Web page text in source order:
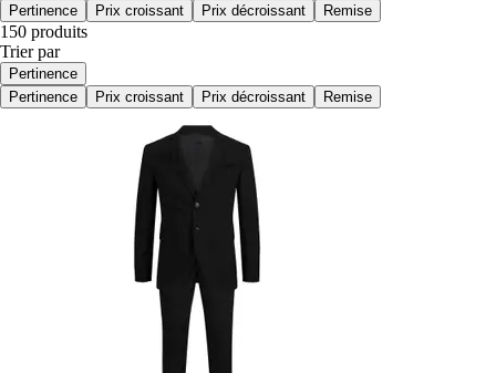
Pertinence
Prix croissant Prix décroissant Remise
150 produits
Trier par
Pertinence
Pertinence
Prix croissant Prix décroissant Remise